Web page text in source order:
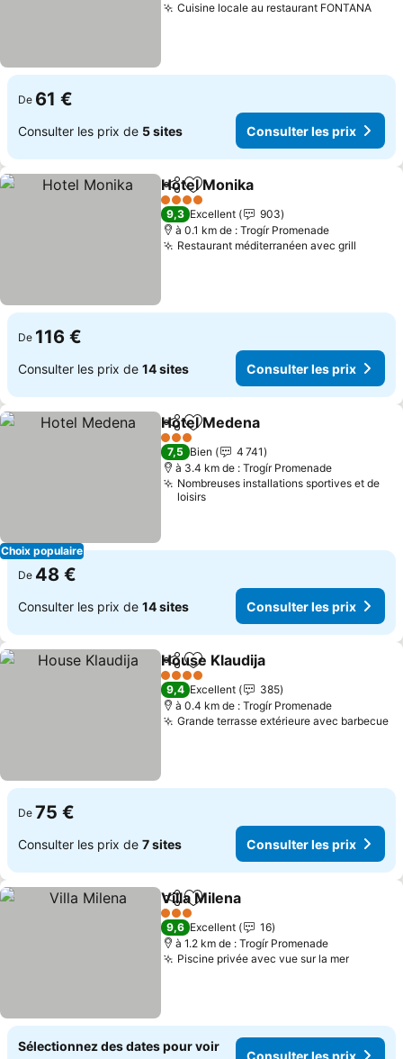
Cuisine locale au restaurant FONTANA
De 61 €
Consulter les prix de 5 sites Consulter les prix
PartagerAjouter à mes favoris
Hotel Monika
4 Étoiles
9,3 Excellent
903
à 0.1 km de : Trogír Promenade
Restaurant méditerranéen avec grill
De 116 €
Consulter les prix de 14 sites Consulter les prix
Choix populaire
PartagerAjouter à mes favoris
Hotel Medena
3 Étoiles
7,5 Bien
4 741
à 3.4 km de : Trogír Promenade
Nombreuses installations sportives et de
loisirs
De 48 €
Consulter les prix de 14 sites Consulter les prix
PartagerAjouter à mes favoris
House Klaudija
4 Étoiles
9,4 Excellent
385
à 0.4 km de : Trogír Promenade
Grande terrasse extérieure avec barbecue
De 75 €
Consulter les prix de 7 sites Consulter les prix
PartagerAjouter à mes favoris
Villa Milena
3 Étoiles
9,6 Excellent
16
à 1.2 km de : Trogír Promenade
Piscine privée avec vue sur la mer
Sélectionnez des dates pour voir
Consulter les prix